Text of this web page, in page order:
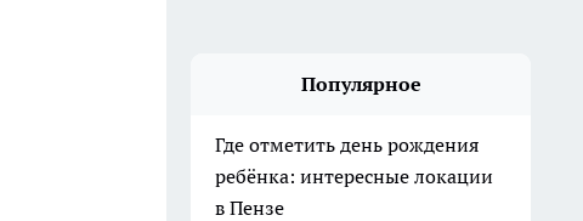
Популярное
Где отметить день рождения
ребёнка: интересные локации
в Пензе